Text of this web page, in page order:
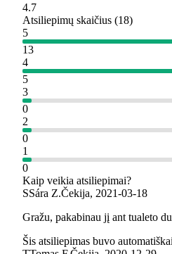
4.7
Atsiliepimų skaičius (18)
5
13
4
5
3
0
2
0
1
0
Kaip veikia atsiliepimai?
SSára Z.Čekija, 2021‑03‑18
Gražu, pakabinau jį ant tualeto
Šis atsiliepimas buvo